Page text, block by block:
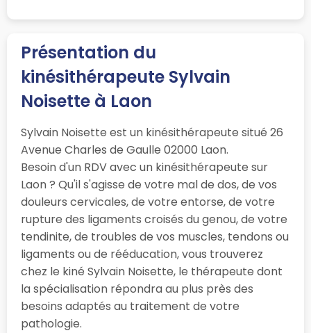
Présentation du
kinésithérapeute Sylvain
Noisette à Laon
Sylvain Noisette est un kinésithérapeute situé 26
Avenue Charles de Gaulle 02000 Laon.
Besoin d'un RDV avec un kinésithérapeute sur
Laon ? Qu'il s'agisse de votre mal de dos, de vos
douleurs cervicales, de votre entorse, de votre
rupture des ligaments croisés du genou, de votre
tendinite, de troubles de vos muscles, tendons ou
ligaments ou de rééducation, vous trouverez
chez le kiné Sylvain Noisette, le thérapeute dont
la spécialisation répondra au plus près des
besoins adaptés au traitement de votre
pathologie.